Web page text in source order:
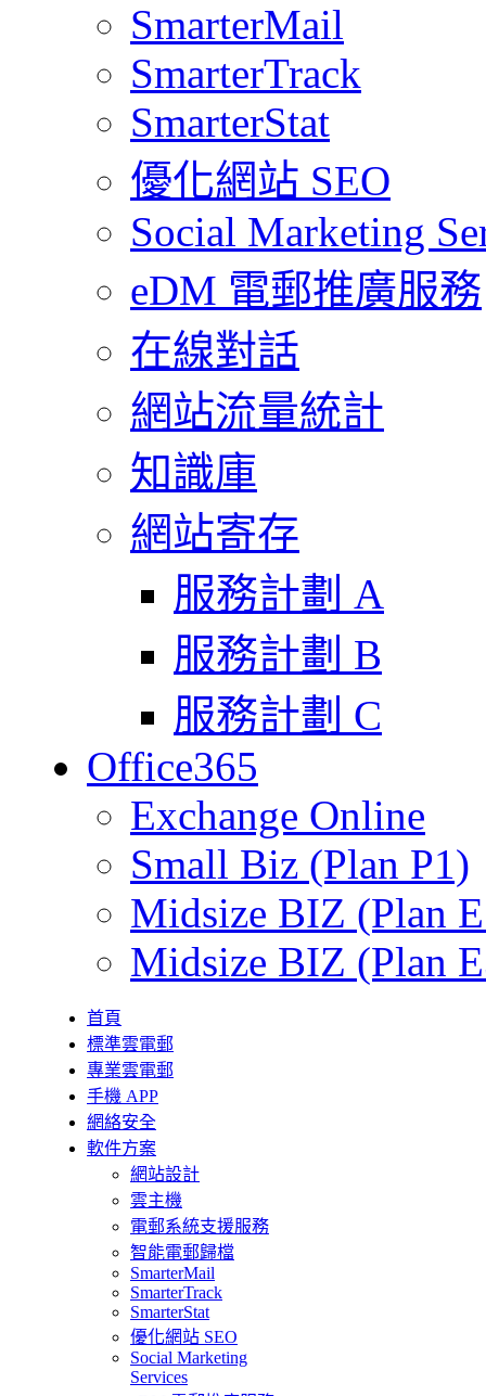
SmarterMail
SmarterTrack
SmarterStat
優化網站 SEO
Social Marketing
eDM 電郵推廣服務
在線對話
網站流量統計
知識庫
網站寄存
服務計劃 A
服務計劃 B
服務計劃 C
Office365
Exchange Online
Small Biz (Plan P1)
Midsize BIZ (Plan
Midsize BIZ (Plan
首頁
標準雲電郵
專業雲電郵
手機 APP
網絡安全
軟件方案
網站設計
雲主機
電郵系統支援服務
智能電郵歸檔
SmarterMail
SmarterTrack
SmarterStat
優化網站 SEO
Social Marketing
Services